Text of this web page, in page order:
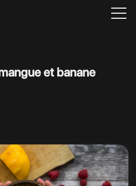
et banane